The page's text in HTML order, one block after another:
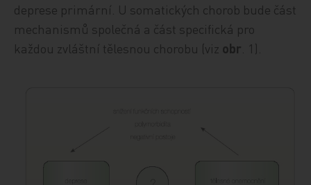
deprese primární. U somatických chorob bude část
mechanismů společná a část specifická pro
každou zvláštní tělesnou chorobu (viz obr . 1).